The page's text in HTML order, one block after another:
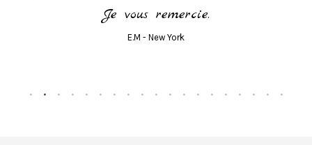
Je vous remercie.
E.M - New York